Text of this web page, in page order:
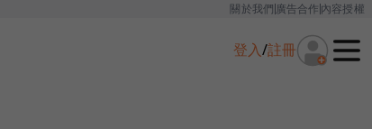
關於我們廣告合作內容授權
登入/註冊